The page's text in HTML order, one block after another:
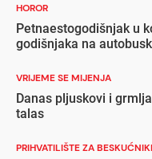
HOROR
Petnaestogodišnjak u
godišnjaka na
VRIJEME SE MIJENJA
Danas pljuskovi i
talas
PRIHVATILIŠTE ZA